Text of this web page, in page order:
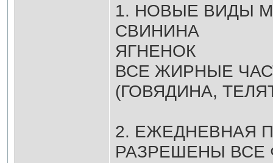
1. НОВЫЕ ВИДЫ
СВИНИНА
ЯГНЕНОК
ВСЕ ЖИРНЫЕ
(ГОВЯДИНА,
2. ЕЖЕДНЕВНАЯ
РАЗРЕШЕНЫ ВСЕ